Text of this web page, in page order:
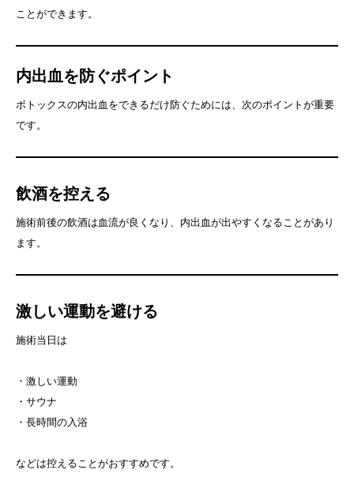
ことができます。
内出血を防ぐポイント
ボトックスの内出血をできるだけ防ぐためには、次のポイントが重要
です。
飲酒を控える
施術前後の飲酒は血流が良くなり、内出血が出やすくなることがあり
ます。
激しい運動を避ける
施術当日は
・激しい運動
・サウナ
・長時間の入浴
などは控えることがおすすめです。